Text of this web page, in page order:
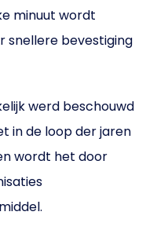
minuut wordt
snellere bevestiging
werd beschouwd
in de loop der jaren
wordt het door